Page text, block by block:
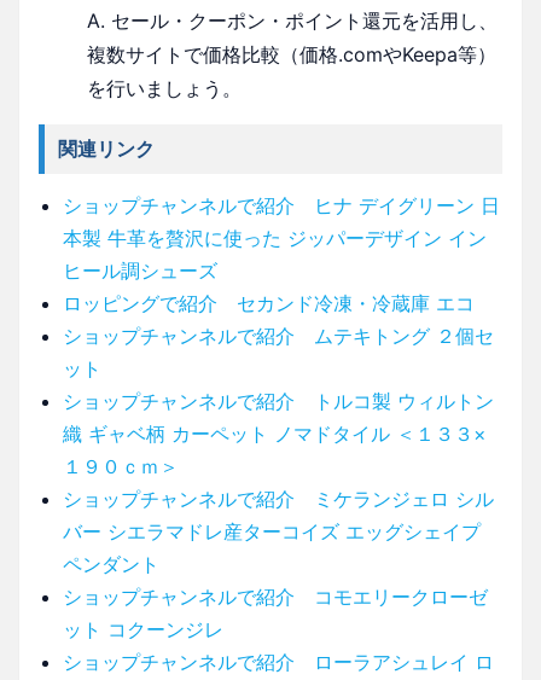
A. セール・クーポン・ポイント還元を活用し、
複数サイトで価格比較（価格.comやKeepa等）
を行いましょう。
関連リンク
ショップチャンネルで紹介 ヒナ デイグリーン 日
本製 牛革を贅沢に使った ジッパーデザイン イン
ヒール調シューズ
ロッピングで紹介 セカンド冷凍・冷蔵庫 エコ
ショップチャンネルで紹介 ムテキトング ２個セ
ット
ショップチャンネルで紹介 トルコ製 ウィルトン
織 ギャベ柄 カーペット ノマドタイル ＜１３３×
１９０ｃｍ＞
ショップチャンネルで紹介 ミケランジェロ シル
バー シエラマドレ産ターコイズ エッグシェイプ
ペンダント
ショップチャンネルで紹介 コモエリークローゼ
ット コクーンジレ
ショップチャンネルで紹介 ローラアシュレイ ロ